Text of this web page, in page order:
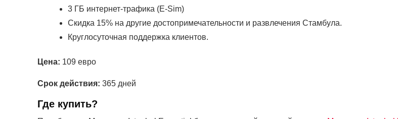
3 ГБ интернет-трафика (E-Sim)
Скидка 15% на другие достопримечательности и развлечения Стамбула.
Круглосуточная поддержка клиентов.
Цена: 109 евро
Срок действия: 365 дней
Где купить?